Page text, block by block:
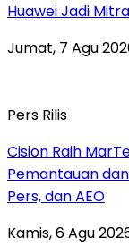
Huawei Jadi
Jumat, 7 Agu
Pers Rilis
Cision Raih
Pemantauan
Pers, dan AEO
Kamis, 6 Agu